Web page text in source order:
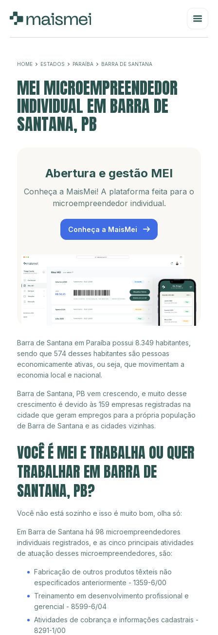
HOME ESTADOS PARAÍBA BARRA DE SANTANA
MEI MICROEMPREENDEDOR
INDIVIDUAL EM BARRA DE
SANTANA, PB
Abertura e gestão MEI
Conheça a MaisMei! A plataforma feita para o
microempreendedor individual.
Conheça a MaisMei
Barra de Santana em Paraíba possui 8.349 habitantes,
sendo que 574 desses habitantes são pessoas
economicamente ativas, ou seja, que movimentam a
economia local e nacional.
Barra de Santana, PB vem crescendo, e muito desse
crescimento é devido às 159 empresas registradas na
cidade que geram empregos para a própria população
de Barra de Santana e as cidades vizinhas.
VOCÊ É MEI E TRABALHA OU QUER
TRABALHAR EM BARRA DE
SANTANA, PB?
Você não está sozinho e isso é muito bom, olha só:
Em Barra de Santana há 98 microempreendedores
individuais registrados, e as cinco principais atividades
de atuação desses microempreendedores, são:
Fabricação de outros produtos têxteis não
especificados anteriormente - 1359-6/00
Treinamento em desenvolvimento profissional e
gerencial - 8599-6/04
Atividades de cobrança e informações cadastrais -
8291-1/00